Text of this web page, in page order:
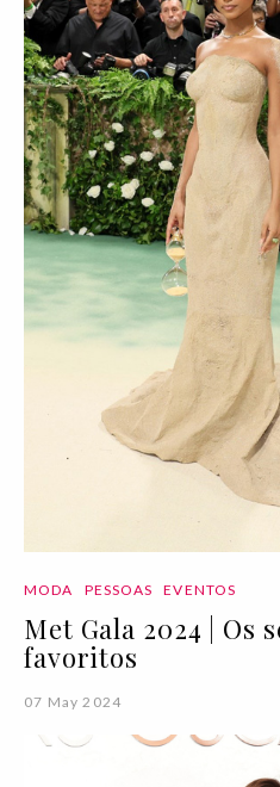
MODA PESSOAS EVENTOS
Met Gala 2024 | Os
favoritos
07 May 2024